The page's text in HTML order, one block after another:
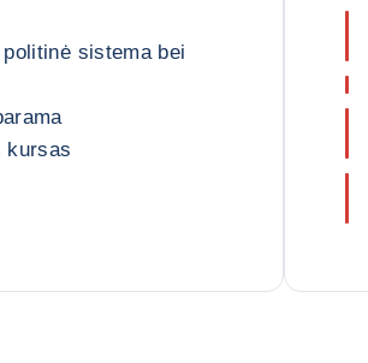
sistema bei
kursas